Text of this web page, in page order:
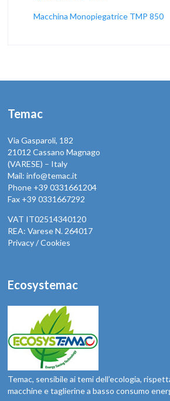
Macchina Monopiegatrice TMP 850
Temac
Via Gasparoli, 182
21012 Cassano Magnago
(VARESE) – Italy
Mail: info@temac.it
Phone +39 0331661204
Fax +39 0331667292
VAT IT02514340120
REA: Varese N. 264017
Privacy / Cookies
Ecosystemac
Temac, sensibile ai temi dell’ecologia,
macchine e taglierine a basso consumo